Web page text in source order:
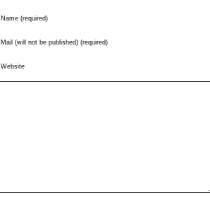
Name (required)
Mail (will not be published) (required)
Website